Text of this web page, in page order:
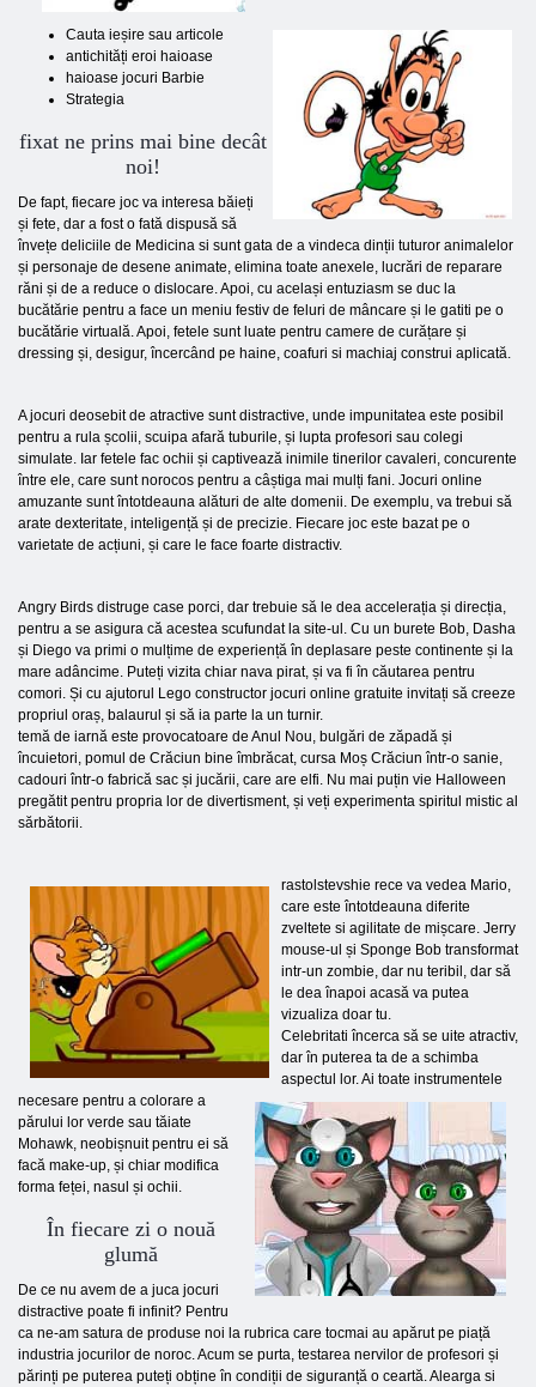
Cauta ieșire sau articole
antichități eroi haioase
haioase jocuri Barbie
Strategia
fixat ne prins mai bine decât
noi!
De fapt, fiecare joc va interesa băieți
și fete, dar a fost o fată dispusă să
învețe deliciile de Medicina si sunt gata de a vindeca dinții tuturor animalelor
și personaje de desene animate, elimina toate anexele, lucrări de reparare
răni și de a reduce o dislocare. Apoi, cu același entuziasm se duc la
bucătărie pentru a face un meniu festiv de feluri de mâncare și le gatiti pe o
bucătărie virtuală. Apoi, fetele sunt luate pentru camere de curățare și
dressing și, desigur, încercând pe haine, coafuri si machiaj construi aplicată.
A jocuri deosebit de atractive sunt distractive, unde impunitatea este posibil
pentru a rula școlii, scuipa afară tuburile, și lupta profesori sau colegi
simulate. Iar fetele fac ochii și captivează inimile tinerilor cavaleri, concurente
între ele, care sunt norocos pentru a câștiga mai mulți fani. Jocuri online
amuzante sunt întotdeauna alături de alte domenii. De exemplu, va trebui să
arate dexteritate, inteligență și de precizie. Fiecare joc este bazat pe o
varietate de acțiuni, și care le face foarte distractiv.
Angry Birds distruge case porci, dar trebuie să le dea accelerația și direcția,
pentru a se asigura că acestea scufundat la site-ul. Cu un burete Bob, Dasha
și Diego va primi o mulțime de experiență în deplasare peste continente și la
mare adâncime. Puteți vizita chiar nava pirat, și va fi în căutarea pentru
comori. Și cu ajutorul Lego constructor jocuri online gratuite invitați să creeze
propriul oraș, balaurul și să ia parte la un turnir.
temă de iarnă este provocatoare de Anul Nou, bulgări de zăpadă și
încuietori, pomul de Crăciun bine îmbrăcat, cursa Moș Crăciun într-o sanie,
cadouri într-o fabrică sac și jucării, care are elfi. Nu mai puțin vie Halloween
pregătit pentru propria lor de divertisment, și veți experimenta spiritul mistic al
sărbătorii.
rastolstevshie rece va vedea Mario,
care este întotdeauna diferite
zveltete si agilitate de mișcare. Jerry
mouse-ul și Sponge Bob transformat
intr-un zombie, dar nu teribil, dar să
le dea înapoi acasă va putea
vizualiza doar tu.
Celebritati încerca să se uite atractiv,
dar în puterea ta de a schimba
aspectul lor. Ai toate instrumentele
necesare pentru a colorare a
părului lor verde sau tăiate
Mohawk, neobișnuit pentru ei să
facă make-up, și chiar modifica
forma feței, nasul și ochii.
În fiecare zi o nouă
glumă
De ce nu avem de a juca jocuri
distractive poate fi infinit? Pentru
ca ne-am satura de produse noi la rubrica care tocmai au apărut pe piață
industria jocurilor de noroc. Acum se purta, testarea nervilor de profesori și
părinți pe puterea puteți obține în condiții de siguranță o ceartă. Alearga si